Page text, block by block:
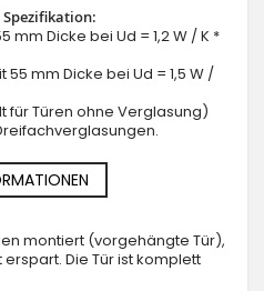
mm Dicke bei Ud = 1,2 W / K *
mm Dicke bei Ud = 1,5 W /
für Türen ohne Verglasung)
montiert (vorgehängte Tür),
Die Tür ist komplett